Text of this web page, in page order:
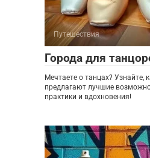
Путешествия
Города для
Мечтаете о танцах? Узнайте,
предлагают лучшие
практики и вдохновения!